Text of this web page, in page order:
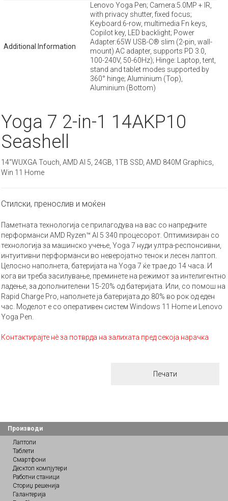
Additional Information
Lenovo Yoga Pen; Camera:5.0MP + IR,
with privacy shutter, fixed focus;
Keyboard:6-row, multimedia Fn keys,
Copilot key, LED backlight; Power
Adapter:65W USB-C® slim (2-pin, wall-
mount) AC adapter, supports PD 3.0,
100-240V, 50-60Hz); Hinge: Laptop, tent,
stand and tablet modes supported by
360° hinge; Aluminium (Top),
Aluminium (Bottom)
Yoga 7 2-in-1 14AKP10
Seashell
14"WUXGA Touch, AMD AI 5, 24GB, 1TB SSD, AMD 840M Graphics,
Win 11 Home
Стилски, пренослив и моќен
Паметната технологија се прилагодува на вас со напредните
перформанси AMD Ryzen™ AI 5 340 процесорот. Оптимизиран со
технологија за машинско учење, Yoga 7 нуди ултра-респонсивни,
интуитивни перформанси во неверојатно тенок и лесен лаптоп.
Целосно наполнета, батеријата на Yoga 7 ќе трае до 14 часа. И
кога ви треба засилување, преминете на режимот за интелигентно
ладење, за дополнителени 15-20% од батеријата. Или, со помош на
Rapid Charge Pro, наполнете ја батеријата до 80% во рок од еден
час. Моделот е со оперативен систем Windows 11 Home и Lenovo
Yoga Pen.
Контактирајте нè за потврда на залихата пред секоја нарачка
Печати
Производи
Лаптопи
Таблети
Смартфони
Десктоп компјутери
Работни станици
Сториџ решенија
Галантерија